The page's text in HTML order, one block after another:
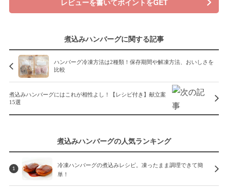
レビューを書いてポイントをGET
煮込みハンバーグに関する記事
ハンバーグ冷凍方法は2種類！保存期間や解凍方法、おいしさを
比較
煮込みハンバーグにはこれが相性よし！【レシピ付き】献立案
15選
煮込みハンバーグの人気ランキング
1
冷凍ハンバーグの煮込みレシピ。凍ったまま調理できて簡
単！